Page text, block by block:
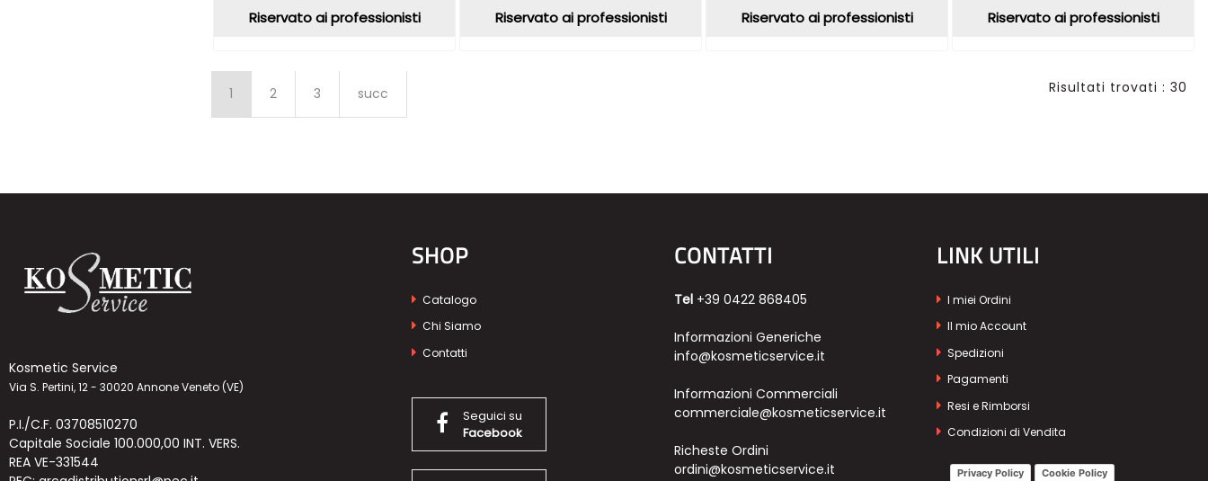
Riservato ai professionisti Riservato ai professionisti Riservato ai professionisti Riservato ai professionisti
Risultati trovati : 30
1 2 3 succ
Kosmetic Service
Via S. Pertini, 12 - 30020 Annone Veneto (VE)
P.I./C.F. 03708510270
Capitale Sociale 100.000,00 INT. VERS.
REA VE-331544
SHOP
Catalogo
Chi Siamo
Contatti
Seguici su
Facebook
CONTATTI
Tel +39 0422 868405
Informazioni Generiche
info@kosmeticservice.it
Informazioni Commerciali
commerciale@kosmeticservice.it
Richeste Ordini
ordini@kosmeticservice.it
LINK UTILI
I miei Ordini
Il mio Account
Spedizioni
Pagamenti
Resi e Rimborsi
Condizioni di Vendita
Privacy Policy Cookie Policy